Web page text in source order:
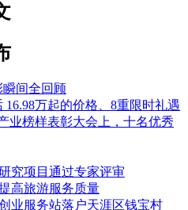
间全回顾
万起的价格、8重限时礼遇
业榜样表彰大会上，十名优秀
究项目通过专家评审
高旅游服务质量
业服务站落户天涯区钱宝村